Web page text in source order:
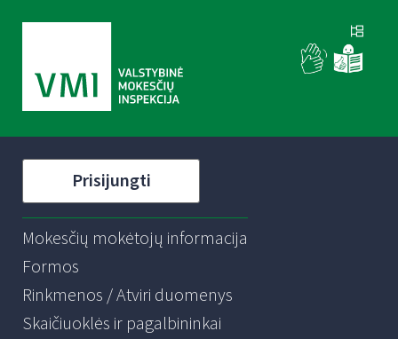
Prisijungti
Mokesčių mokėtojų informacija
Formos
Rinkmenos / Atviri duomenys
Skaičiuoklės ir pagalbininkai